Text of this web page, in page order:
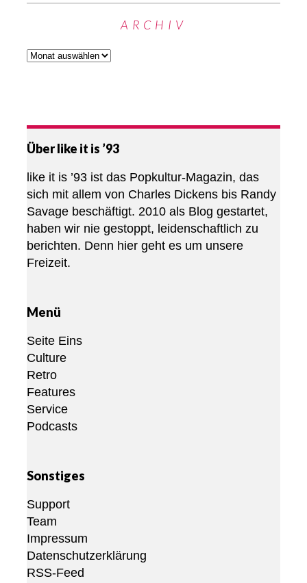
ARCHIV
Über like it is ’93
like it is ’93 ist das Popkultur-Magazin, das
sich mit allem von Charles Dickens bis Randy
Savage beschäftigt. 2010 als Blog gestartet,
haben wir nie gestoppt, leidenschaftlich zu
berichten. Denn hier geht es um unsere
Freizeit.
Menü
Seite Eins
Culture
Retro
Features
Service
Podcasts
Sonstiges
Support
Team
Impressum
Datenschutzerklärung
RSS-Feed